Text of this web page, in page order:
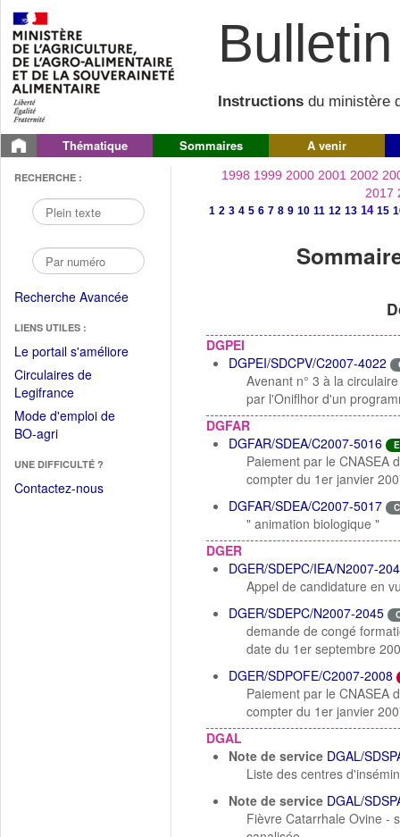
Instructions du ministère
Thématique Sommaires A venir
RECHERCHE :
Recherche Avancée
LIENS UTILES :
Le portail s'améliore(Fichier
Circulaires de
Legifrance(Ouvrir
dans
une
fenêtre)
Mode d'emploi de
BO-agri(Ouvrir
une
nouvelle
UNE DIFFICULTÉ ?
Contactez-nous
1998 1999 2000 2001 2002
2017
1 2 3 4 5 6 7 8 9 10 11 12 13 14 15
DGPEI
DGPEI/SDCPV/C2007-4022
Avenant n° 3 à la
par l'Oniflhor d'un
DGFAR
DGFAR/SDEA/C2007-5016
Paiement par le CNASEA
compter du 1er janvier
DGFAR/SDEA/C2007-5017
" animation biologique "
DGER
DGER/SDEPC/IEA/N2007-
Appel de candidature en
DGER/SDEPC/N2007-2045
demande de congé
date du 1er septembre
DGER/SDPOFE/C2007-2008
Paiement par le CNASEA
compter du 1er janvier
DGAL
Note de service DGAL/
Liste des centres
Note de service DGAL/
Fièvre Catarrhale Ovine -